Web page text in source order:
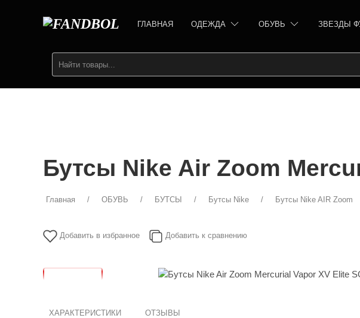
ГЛАВНАЯ ОДЕЖДА ОБУВЬ ЗВЕЗДЫ
Бутсы Nike Air Zoom
Главная ОБУВЬ БУТСЫ Бутсы Nike Бутсы Nike AIR Zoom
Добавить в избранное Добавить к сравнению
ХАРАКТЕРИСТИКИ ОТЗЫВЫ